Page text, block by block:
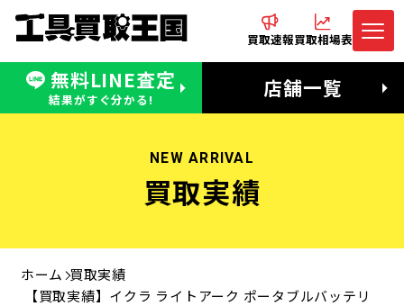
買取速報買取相場表
無料LINE査定
結果がすぐ分かる! 店舗一覧
無料LINE査定
受付：11:00〜19:00 木曜定休日
電話でお問合わせ
営業時間：11:00〜20:00
NEW ARRIVAL
買取実績
ホーム 買取実績
【買取実績】イクラ ライトアーク ポータブルバッテリ